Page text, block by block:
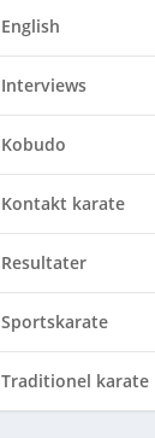
English
Interviews
Kobudo
Kontakt karate
Resultater
Sportskarate
Traditionel karate